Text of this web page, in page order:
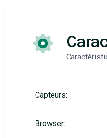
Capteurs:
Browser: